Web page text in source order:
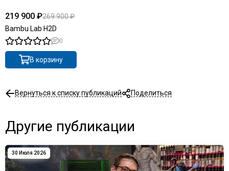
219 900 ₽269 900 ₽
Bambu Lab H2D
0
В корзину
Вернуться к списку публикаций Поделиться
Другие публикации
30 Июля 2026